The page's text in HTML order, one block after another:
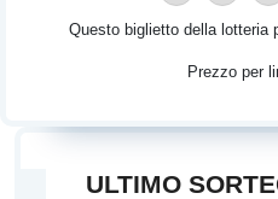
Questo biglietto della lotteria
Prezzo per
ULTIMO